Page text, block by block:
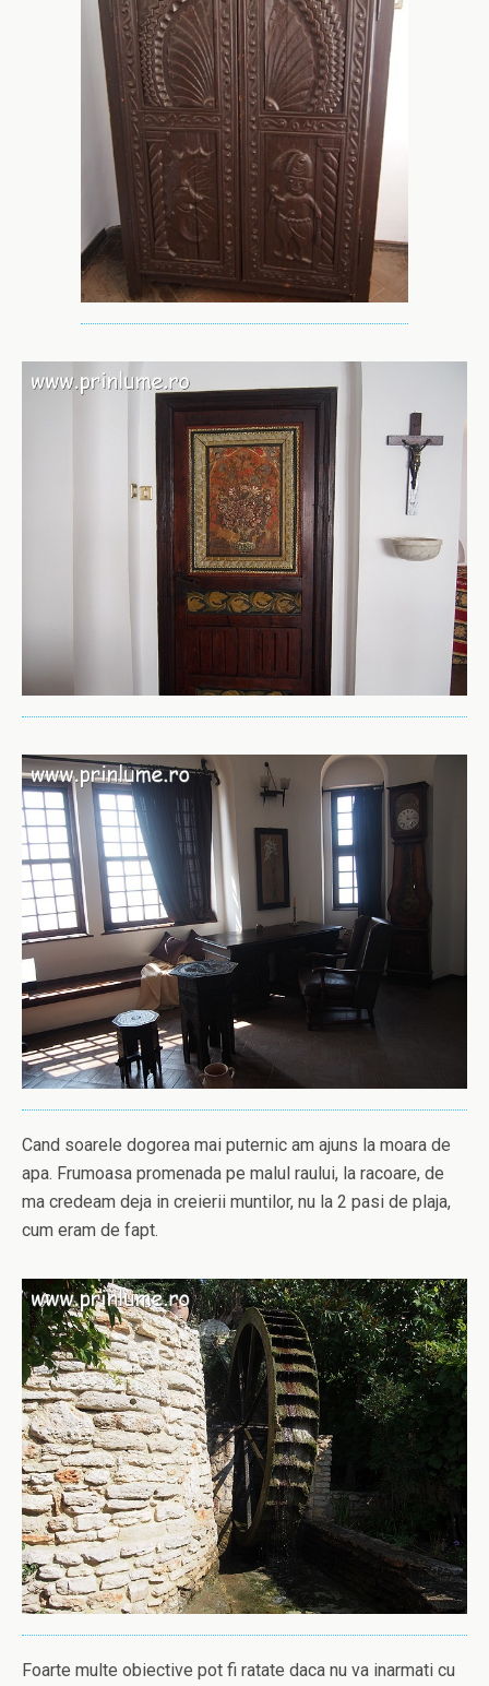
Cand soarele dogorea mai puternic am ajuns la moara de
apa. Frumoasa promenada pe malul raului, la racoare, de
ma credeam deja in creierii muntilor, nu la 2 pasi de plaja,
cum eram de fapt.
Foarte multe obiective pot fi ratate daca nu va inarmati cu